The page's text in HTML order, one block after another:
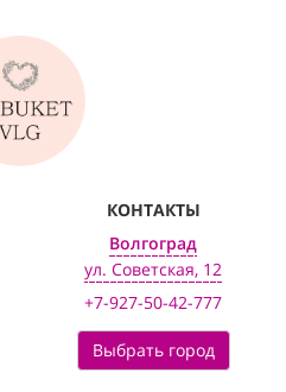
КОНТАКТЫ
Волгоград
ул. Советская, 12
+7-927-50-42-777
Выбрать город